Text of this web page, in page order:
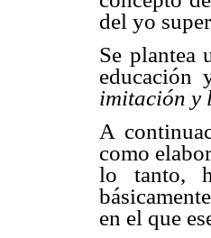
del yo
Se plantea
educación
imitación y
A
como
lo tanto,
en el que